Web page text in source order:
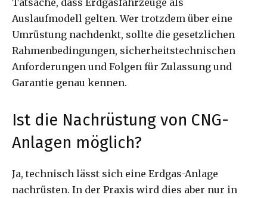
Auslaufmodell gelten. Wer trotzdem über eine
Umrüstung nachdenkt, sollte die gesetzlichen
Rahmenbedingungen, sicherheitstechnischen
Anforderungen und Folgen für Zulassung und
Garantie genau kennen.
Ist die Nachrüstung von CNG-
Anlagen möglich?
Ja, technisch lässt sich eine Erdgas-Anlage
nachrüsten. In der Praxis wird dies aber nur in